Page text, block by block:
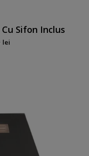
Sifon Inclus
lei